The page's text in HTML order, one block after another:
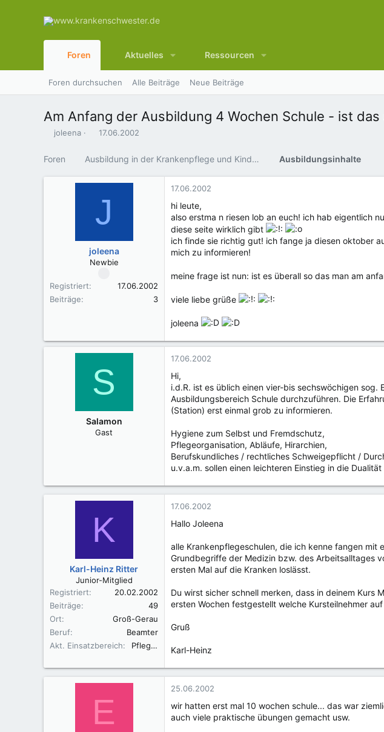
Foren Aktuelles Ressourcen
Foren durchsuchen Alle Beiträge Neue Beiträge
Am Anfang der Ausbildung 4 Wochen Schule - ist das
E
t
e
joleena
E
t
e
a
17.06.2002
Foren Ausbildung in der Krankenpflege und Kinderkrankenpflege Ausbildungsinhalte
J
joleena
Newbie
Registriert
17.06.2002
Beiträge
3
17.06.2002
hi leute,
also erstma n riesen lob an euch! ich hab eigentlich
diese seite wirklich gibt
ich finde sie richtig gut! ich fange ja diesen oktober
mich zu informieren!
meine frage ist nun: ist es überall so das man am
viele liebe grüße
joleena
S
Salamon
Gast
17.06.2002
Hi,
i.d.R. ist es üblich einen vier-bis sechswöchigen
Ausbildungsbereich Schule durchzuführen. Die
(Station) erst einmal grob zu informieren.
Hygiene zum Selbst und Fremdschutz,
Pflegeorganisation, Abläufe, Hirarchien,
Berufskundliches / rechtliches Schweigepflicht /
u.v.a.m. sollen einen leichteren Einstieg in die
K
Karl-Heinz Ritter
Junior-Mitglied
Registriert
20.02.2002
Beiträge
49
Ort
Groß-Gerau
Beruf
Beamter
Akt. Einsatzbereich
Pflegeplanung
17.06.2002
Hallo Joleena
alle Krankenpflegeschulen, die ich kenne fangen
Grundbegriffe der Medizin bzw. des Arbeitsalltages
ersten Mal auf die Kranken loslässt.
Du wirst sicher schnell merken, dass in deinem Kurs
ersten Wochen festgestellt welche Kursteilnehmer
Gruß
Karl-Heinz
E
25.06.2002
wir hatten erst mal 10 wochen schule... das war
auch viele praktische übungen gemacht usw.